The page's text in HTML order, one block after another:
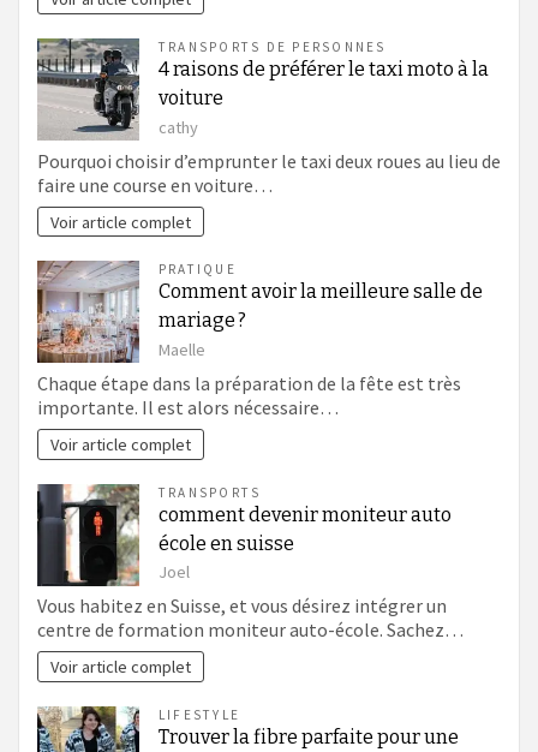
TRANSPORTS DE PERSONNES
4 raisons de préférer le taxi moto à la
voiture
cathy
Pourquoi choisir d’emprunter le taxi deux roues au lieu de
faire une course en voiture…
Voir article complet
PRATIQUE
Comment avoir la meilleure salle de
mariage ?
Maelle
Chaque étape dans la préparation de la fête est très
importante. Il est alors nécessaire…
Voir article complet
TRANSPORTS
comment devenir moniteur auto
école en suisse
Joel
Vous habitez en Suisse, et vous désirez intégrer un
centre de formation moniteur auto-école. Sachez…
Voir article complet
LIFESTYLE
Trouver la fibre parfaite pour une